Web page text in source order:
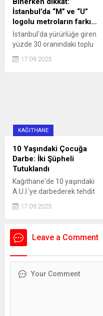
İstanbul’da “M” ve “U”
logolu metroların farkı…
İstanbul'da yürürlüğe giren
yüzde 30 oranındaki toplu
ulaşım zammı, 'U' logolu
metrolar ve Marmaray'da
17.09.2025
KAĞITHANE
10 Yaşındaki Çocuğa
Darbe: İki Şüpheli
Tutuklandı
Kağıthane'de 10 yaşındaki
A.U.İ.'ye darbederek tehdit
bir aracın çarpmasına neden
yaşındaki E.S. gözaltına
alındı. Şüpheliler, adliyeye
17.09.2025
Leave a Comment